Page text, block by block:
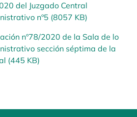
del Juzgado Central
nº5 (8057 KB)
nº78/2020 de la Sala de lo
sección séptima de la
(445 KB)